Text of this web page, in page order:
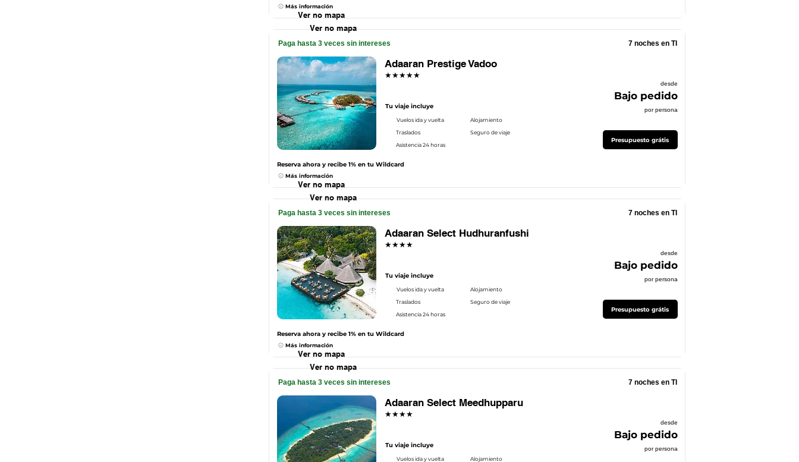
Más información
Paga hasta 3 veces sin intereses 7 noches en TI
Adaaran Prestige Vadoo
★★★★★
desde
Bajo pedido
por persona
Tu viaje incluye
Vuelos ida y vuelta
Alojamiento
Traslados
Seguro de viaje
Asistencia 24 horas
Presupuesto grátis
Reserva ahora y recibe 1% en tu Wildcard
Más información
Paga hasta 3 veces sin intereses 7 noches en TI
Adaaran Select Hudhuranfushi
★★★★
desde
Bajo pedido
por persona
Tu viaje incluye
Vuelos ida y vuelta
Alojamiento
Traslados
Seguro de viaje
Asistencia 24 horas
Presupuesto grátis
Reserva ahora y recibe 1% en tu Wildcard
Más información
Ver no mapa
Ver no mapa
Paga hasta 3 veces sin intereses 7 noches en TI
Adaaran Select Meedhupparu
★★★★
desde
Bajo pedido
por persona
Tu viaje incluye
Vuelos ida y vuelta
Alojamiento
Ver no mapa
Ver no mapa
Ver no mapa
Ver no mapa